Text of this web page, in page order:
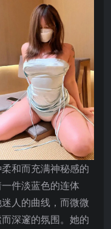
和而充满神秘感的
件淡蓝色的连体
人的曲线，而微微
深邃的氛围。她的